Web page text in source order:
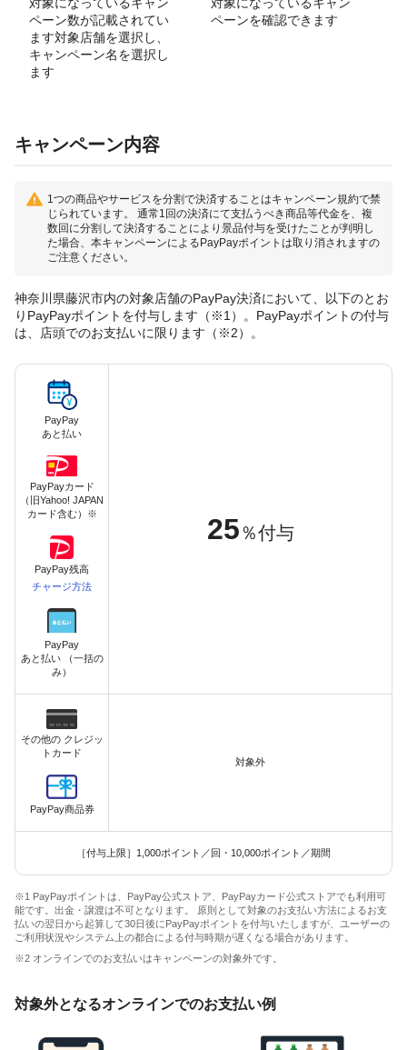
ペーン数が記載されてい
ます対象店舗を選択し、
キャンペーン名を選択し
ます
ペーンを確認できます
キャンペーン内容
1つの商品やサービスを分割で決済することはキャンペーン規約で禁
じられています。 通常1回の決済にて支払うべき商品等代金を、複
数回に分割して決済することにより景品付与を受けたことが判明し
た場合、本キャンペーンによるPayPayポイントは取り消されますの
ご注意ください。
神奈川県藤沢市内の対象店舗のPayPay決済において、以下のとお
りPayPayポイントを付与します（※1）。PayPayポイントの付与
は、店頭でのお支払いに限ります（※2）。
PayPay
あと払い
PayPayカード
（旧Yahoo! JAPAN
カード含む）※
PayPay残高
チャージ方法
PayPay
あと払い （一括の
み）
25 ％付与
その他の クレジッ
トカード
PayPay商品券
対象外
［付与上限］1,000ポイント／回・10,000ポイント／期間
※1 PayPayポイントは、PayPay公式ストア、PayPayカード公式ストアでも利用可
能です。出金・譲渡は不可となります。 原則として対象のお支払い方法によるお支
払いの翌日から起算して30日後にPayPayポイントを付与いたしますが、ユーザーの
ご利用状況やシステム上の都合による付与時期が遅くなる場合があります。
※2 オンラインでのお支払いはキャンペーンの対象外です。
対象外となるオンラインでのお支払い例